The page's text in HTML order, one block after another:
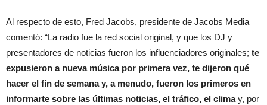
Al respecto de esto, Fred Jacobs, presidente de Jacobs Media
comentó: “La radio fue la red social original, y que los DJ y
presentadores de noticias fueron los influenciadores originales; te
expusieron a nueva música por primera vez, te dijeron qué
hacer el fin de semana y, a menudo, fueron los primeros en
informarte sobre las últimas noticias, el tráfico, el climay, por